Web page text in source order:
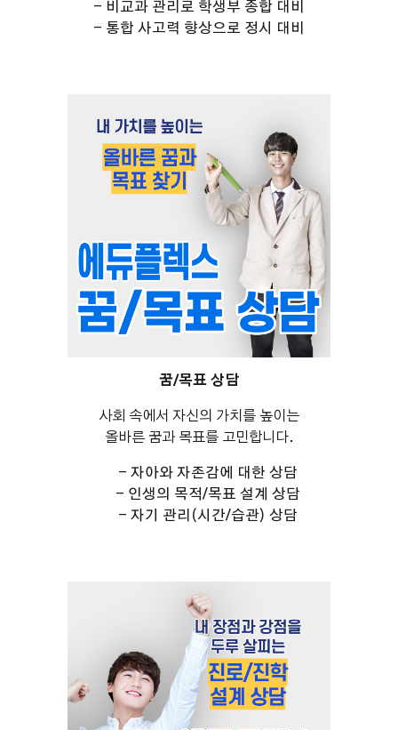
- 비교과 관리로 학생부 종합 대비
- 통합 사고력 향상으로 정시 대비
꿈/목표 상담
사회 속에서 자신의 가치를 높이는
올바른 꿈과 목표를 고민합니다.
- 자아와 자존감에 대한 상담
- 인생의 목적/목표 설계 상담
- 자기 관리(시간/습관) 상담